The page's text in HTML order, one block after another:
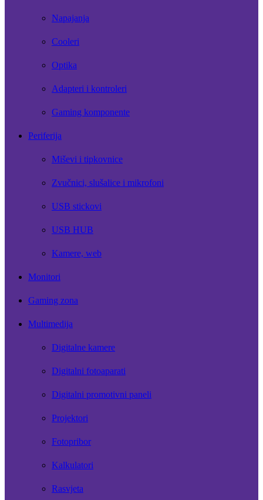
Napajanja
Cooleri
Optika
Adapteri i kontroleri
Gaming komponente
Periferija
Miševi i tipkovnice
Zvučnici, slušalice i mikrofoni
USB stickovi
USB HUB
Kamere, web
Monitori
Gaming zona
Multimedija
Digitalne kamere
Digitalni fotoaparati
Digitalni promotivni paneli
Projektori
Fotopribor
Kalkulatori
Rasvjeta